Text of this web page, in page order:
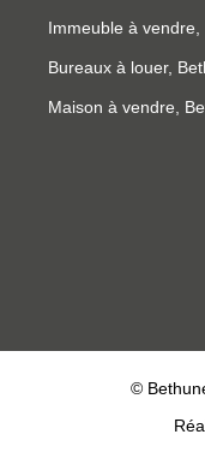
Immeuble à vendre,
Bureaux à louer,
Maison à vendre,
©